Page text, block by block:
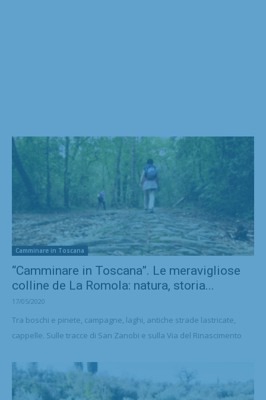
Camminare in Toscana
“Camminare in Toscana”. Le meravigliose
colline de La Romola: natura, storia...
17/05/2020
Tra boschi e pinete, campagne, laghi, antiche strade lastricate,
cappelle. Sulle tracce di San Zanobi e sulla Via del Rinascimento